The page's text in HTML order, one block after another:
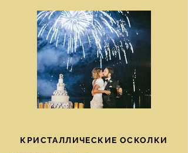
КРИСТАЛЛИЧЕСКИЕ ОСКОЛКИ